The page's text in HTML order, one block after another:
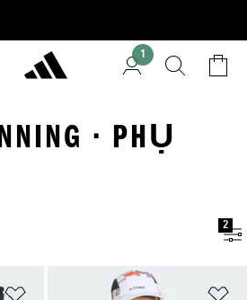
1
· PHỤ
2
Add to Wishlist